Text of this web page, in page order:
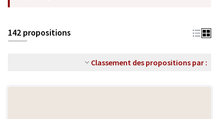
142 propositions
Classement des propositions par :